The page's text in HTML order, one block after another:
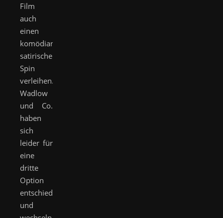
Film
auch
einen
komödiantisch-
satirischen
Spin
verleihen.
Wadlow
und Co.
haben
sich
leider für
eine
dritte
Option
entschieden
und